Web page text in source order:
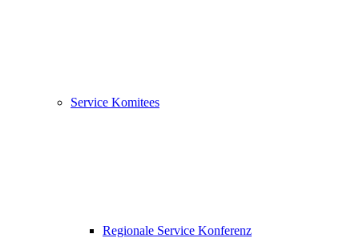
Service Komitees
Regionale Service Konferenz